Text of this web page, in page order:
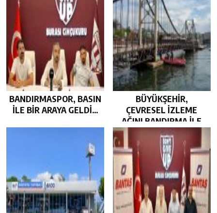
BANDIRMASPOR, BASIN
İLE BİR ARAYA GELDİ…
BÜYÜKŞEHİR,
ÇEVRESEL İZLEME
AĞINI BANDIRMA İLE
GÜÇLENDİRDİ…